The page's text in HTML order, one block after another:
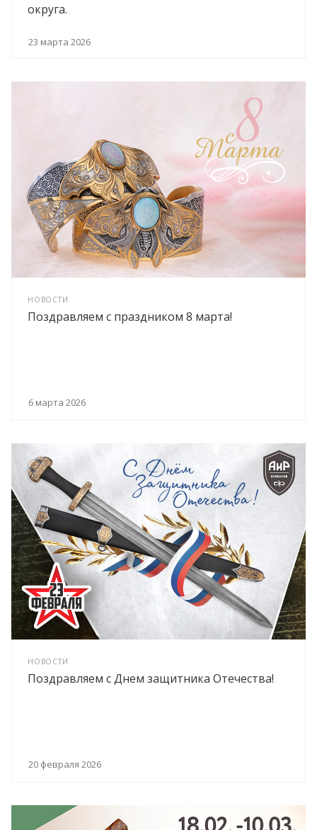
округа.
23 марта 2026
НОВОСТИ
Поздравляем с праздником 8 марта!
6 марта 2026
НОВОСТИ
Поздравляем с Днем защитника Отечества!
20 февраля 2026